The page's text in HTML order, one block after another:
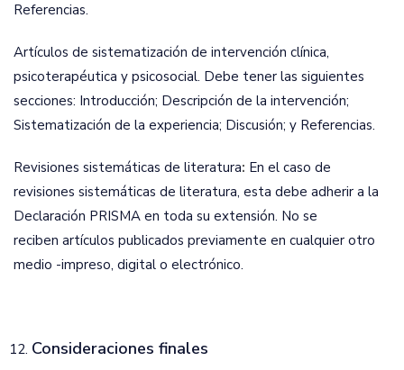
Referencias.
Artículos de sistematización de intervención clínica,
psicoterapéutica y psicosocial. Debe tener las siguientes
secciones: Introducción; Descripción de la intervención;
Sistematización de la experiencia; Discusión; y Referencias.
Revisiones sistemáticas de literatura: En el caso de
revisiones sistemáticas de literatura, esta debe adherir a la
Declaración PRISMA en toda su extensión. No se
reciben artículos publicados previamente en cualquier otro
medio -impreso, digital o electrónico.
Consideraciones finales